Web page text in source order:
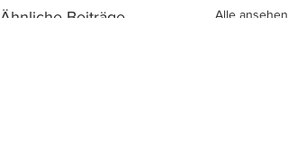
Ähnliche Beiträge Alle ansehen